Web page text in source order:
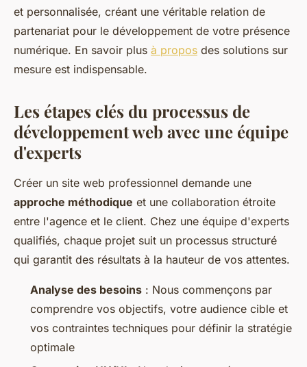
et personnalisée, créant une véritable relation de
partenariat pour le développement de votre présence
numérique. En savoir plus à propos des solutions sur
mesure est indispensable.
Les étapes clés du processus de
développement web avec une équipe
d'experts
Créer un site web professionnel demande une
approche méthodique et une collaboration étroite
entre l'agence et le client. Chez une équipe d'experts
qualifiés, chaque projet suit un processus structuré
qui garantit des résultats à la hauteur de vos attentes.
Analyse des besoins : Nous commençons par
comprendre vos objectifs, votre audience cible et
vos contraintes techniques pour définir la stratégie
optimale